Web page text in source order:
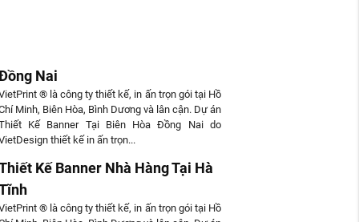
Nai
® là công ty thiết kế, in ấn trọn gói tại Hồ
Minh, Biên Hòa, Bình Dương và lân cận. Dự án
Kế Banner Tại Biên Hòa Đồng Nai do
thiết kế in ấn trọn...
Kế Banner Nhà Hàng Tại Hà
® là công ty thiết kế, in ấn trọn gói tại Hồ